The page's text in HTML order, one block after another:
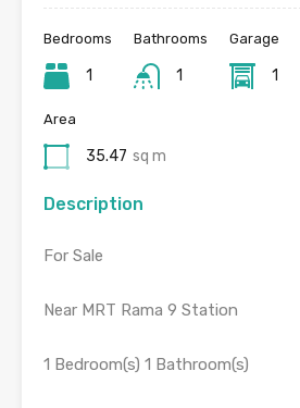
Bedrooms
1
Bathrooms
1
Garage
1
Area
35.47 sq m
Description
For Sale
Near MRT Rama 9 Station
1 Bedroom(s) 1 Bathroom(s)